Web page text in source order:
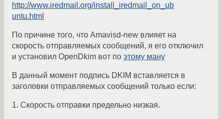
http://www.iredmail.org/install_iredmail_on_ub
untu.html
По причине того, что Amavisd-new влияет на
скорость отправляемых сообщений, я его отключил
и установил OpenDkim вот по этому ману
В данный момент подпись DKIM вставляется в
заголовки отправляемых сообщений только если:
1. Скорость отправки предельно низкая.